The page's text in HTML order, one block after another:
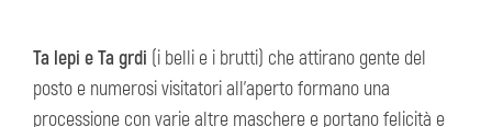
Ta lepi e Ta grdi (i belli e i brutti) che attirano gente del
posto e numerosi visitatori all'aperto formano una
processione con varie altre maschere e portano felicità e